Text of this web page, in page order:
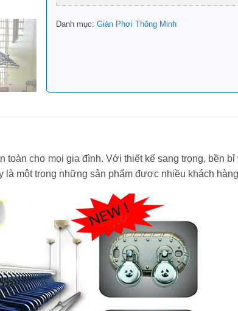
Danh mục: Giàn Phơi Thông Minh
cho mọi gia đình. Với thiết kế sang trọng, bền
một trong những sản phẩm được nhiều khách